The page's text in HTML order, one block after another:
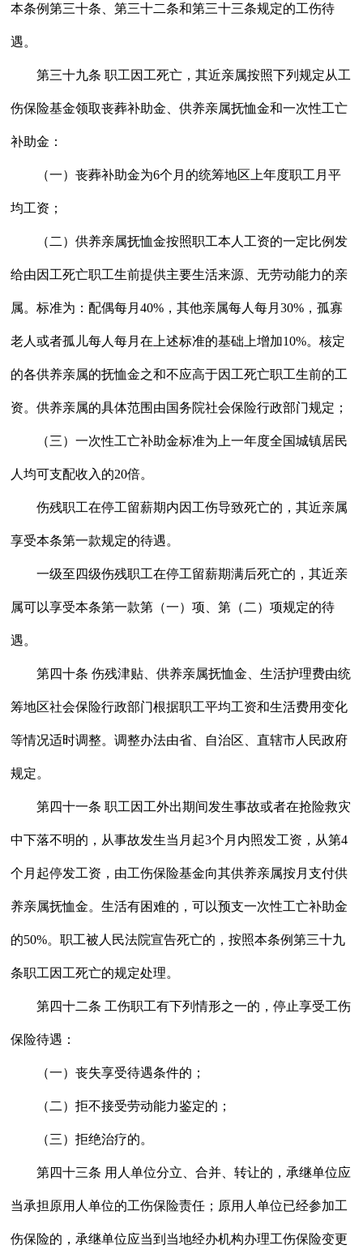
本条例第三十条、第三十二条和第三十三条规定的工伤待
遇。
第三十九条 职工因工死亡，其近亲属按照下列规定从工
伤保险基金领取丧葬补助金、供养亲属抚恤金和一次性工亡
补助金：
（一）丧葬补助金为6个月的统筹地区上年度职工月平
均工资；
（二）供养亲属抚恤金按照职工本人工资的一定比例发
给由因工死亡职工生前提供主要生活来源、无劳动能力的亲
属。标准为：配偶每月40%，其他亲属每人每月30%，孤寡
老人或者孤儿每人每月在上述标准的基础上增加10%。核定
的各供养亲属的抚恤金之和不应高于因工死亡职工生前的工
资。供养亲属的具体范围由国务院社会保险行政部门规定；
（三）一次性工亡补助金标准为上一年度全国城镇居民
人均可支配收入的20倍。
伤残职工在停工留薪期内因工伤导致死亡的，其近亲属
享受本条第一款规定的待遇。
一级至四级伤残职工在停工留薪期满后死亡的，其近亲
属可以享受本条第一款第（一）项、第（二）项规定的待
遇。
第四十条 伤残津贴、供养亲属抚恤金、生活护理费由统
筹地区社会保险行政部门根据职工平均工资和生活费用变化
等情况适时调整。调整办法由省、自治区、直辖市人民政府
规定。
第四十一条 职工因工外出期间发生事故或者在抢险救灾
中下落不明的，从事故发生当月起3个月内照发工资，从第4
个月起停发工资，由工伤保险基金向其供养亲属按月支付供
养亲属抚恤金。生活有困难的，可以预支一次性工亡补助金
的50%。职工被人民法院宣告死亡的，按照本条例第三十九
条职工因工死亡的规定处理。
第四十二条 工伤职工有下列情形之一的，停止享受工伤
保险待遇：
（一）丧失享受待遇条件的；
（二）拒不接受劳动能力鉴定的；
（三）拒绝治疗的。
第四十三条 用人单位分立、合并、转让的，承继单位应
当承担原用人单位的工伤保险责任；原用人单位已经参加工
伤保险的，承继单位应当到当地经办机构办理工伤保险变更